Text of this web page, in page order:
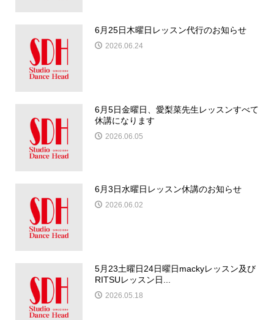
6月25日木曜日レッスン代行のお知らせ
2026.06.24
6月5日金曜日、愛梨菜先生レッスンすべて
休講になります
2026.06.05
6月3日水曜日レッスン休講のお知らせ
2026.06.02
5月23土曜日24日曜日mackyレッスン及び
RITSUレッスン日...
2026.05.18